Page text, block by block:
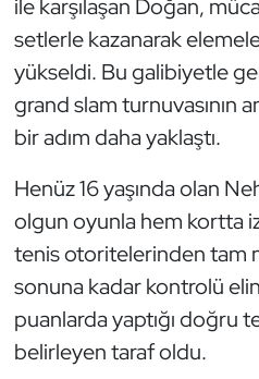
ile karşılaşan Doğan,
setlerle kazanarak
yükseldi. Bu galibiyetle
grand slam turnuvasının
bir adım daha yaklaştı.
Henüz 16 yaşında olan
olgun oyunla hem kortta
tenis otoritelerinden tam
sonuna kadar kontrolü
puanlarda yaptığı doğru
belirleyen taraf oldu.
Futsal
Genel
Golf
Güreş
Halter
Hava Sporları
Hentbol